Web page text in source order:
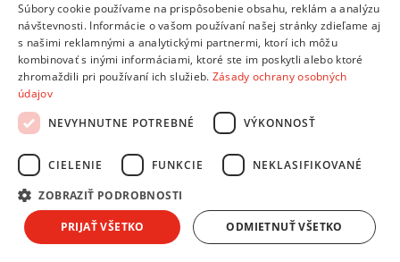
Táto stránka je chránená pomocou reCAPTCHA a uplatňujú sa
Pravidlá ochrany osobných údajovspoločnosti Google a ich
Zmluvné podmienky
Hups! Niečo sa pokazilo. Obnov stránku a skús to znova, prosím.
Obnoviť stránku
Objednáš
na Andreashop
Vyplníš
žiadosť o úver
Zmluvyzašlešpoštou alebo ich naskenuješ a podpíšeš cez SMS.
Súbory cookie používame na prispôsobenie obsahu, reklám a analýzu
návštevnosti. Informácie o vašom používaní našej stránky zdieľame aj
s našimi reklamnými a analytickými partnermi, ktorí ich môžu
kombinovať s inými informáciami, ktoré ste im poskytli alebo ktoré
zhromaždili pri používaní ich služieb. Zásady ochrany osobných
údajov
NEVYHNUTNE POTREBNÉ
VÝKONNOSŤ
CIELENIE FUNKCIE NEKLASIFIKOVANÉ
ZOBRAZIŤ PODROBNOSTI
PRIJAŤ VŠETKO ODMIETNUŤ VŠETKO